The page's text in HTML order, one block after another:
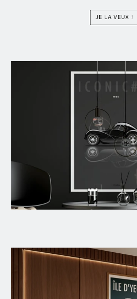
JE LA VEUX !